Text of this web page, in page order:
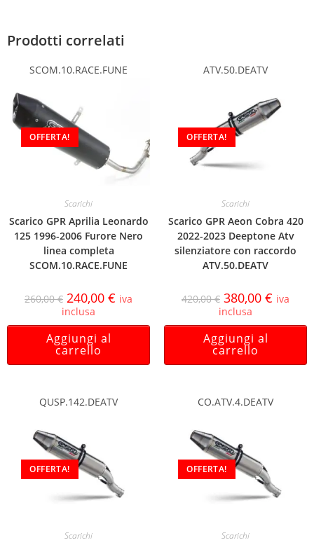
Prodotti correlati
SCOM.10.RACE.FUNE
OFFERTA!
Scarichi
Scarico GPR Aprilia Leonardo
125 1996-2006 Furore Nero
linea completa
SCOM.10.RACE.FUNE
260,00€ 240,00 € iva
inclusa
Aggiungi al
carrello
ATV.50.DEATV
OFFERTA!
Scarichi
Scarico GPR Aeon Cobra 420
2022-2023 Deeptone Atv
silenziatore con raccordo
ATV.50.DEATV
420,00€ 380,00 € iva
inclusa
Aggiungi al
carrello
QUSP.142.DEATV
OFFERTA!
Scarichi
CO.ATV.4.DEATV
OFFERTA!
Scarichi